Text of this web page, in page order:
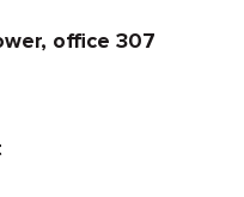
office 307